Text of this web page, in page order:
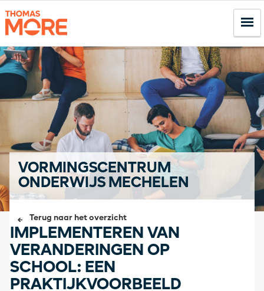
VORMINGSCENTRUM
ONDERWIJS MECHELEN
Terug naar het overzicht
IMPLEMENTEREN VAN
VERANDERINGEN OP
SCHOOL: EEN
PRAKTIJKVOORBEELD